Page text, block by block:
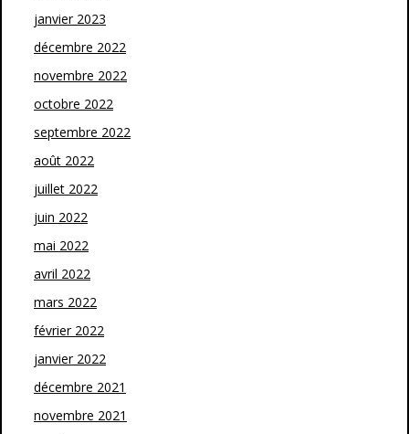
janvier 2023
décembre 2022
novembre 2022
octobre 2022
septembre 2022
août 2022
juillet 2022
juin 2022
mai 2022
avril 2022
mars 2022
février 2022
janvier 2022
décembre 2021
novembre 2021